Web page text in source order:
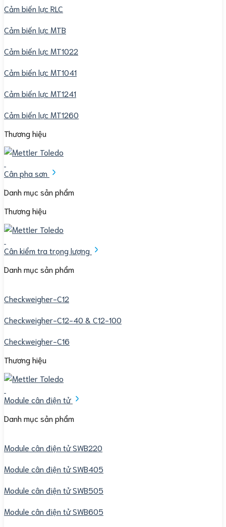
Cảm biến lực RLC
Cảm biến lực MTB
Cảm biến lực MT1022
Cảm biến lực MT1041
Cảm biến lực MT1241
Cảm biến lực MT1260
Thương hiệu
Cân pha sơn
Danh mục sản phẩm
Thương hiệu
Cân kiểm tra trọng lượng
Danh mục sản phẩm
Checkweigher-C12
Checkweigher-C12-40 & C12-100
Checkweigher-C16
Thương hiệu
Module cân điện tử
Danh mục sản phẩm
Module cân điện tử SWB220
Module cân điện tử SWB405
Module cân điện tử SWB505
Module cân điện tử SWB605